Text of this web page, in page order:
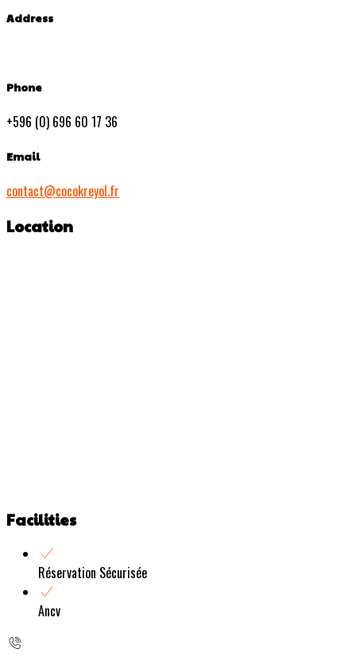
Address
Phone
+596 (0) 696 60 17 36
Email
contact@cocokreyol.fr
Location
Facilities
Réservation Sécurisée
Ancv